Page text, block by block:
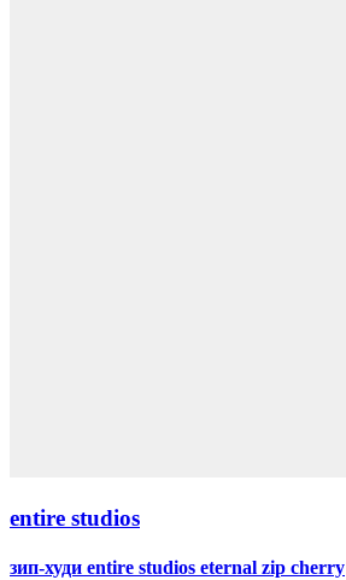
entire studios
зип-худи entire studios eternal zip cherry